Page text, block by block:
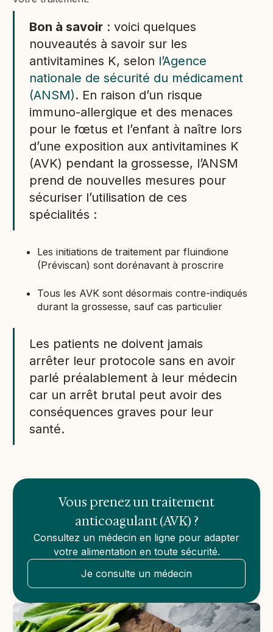
Bon à savoir : voici quelques
nouveautés à savoir sur les
antivitamines K, selon l’Agence
nationale de sécurité du médicament
(ANSM). En raison d’un risque
immuno-allergique et des menaces
pour le fœtus et l’enfant à naître lors
d’une exposition aux antivitamines K
(AVK) pendant la grossesse, l’ANSM
prend de nouvelles mesures pour
sécuriser l’utilisation de ces
spécialités :
Les initiations de traitement par fluindione
(Préviscan) sont dorénavant à proscrire
Tous les AVK sont désormais contre-indiqués
durant la grossesse, sauf cas particulier
Les patients ne doivent jamais
arrêter leur protocole sans en avoir
parlé préalablement à leur médecin
car un arrêt brutal peut avoir des
conséquences graves pour leur
santé.
Vous prenez un traitement
anticoagulant (AVK) ?
Consultez un médecin en ligne pour adapter
votre alimentation en toute sécurité.
Je consulte un médecin